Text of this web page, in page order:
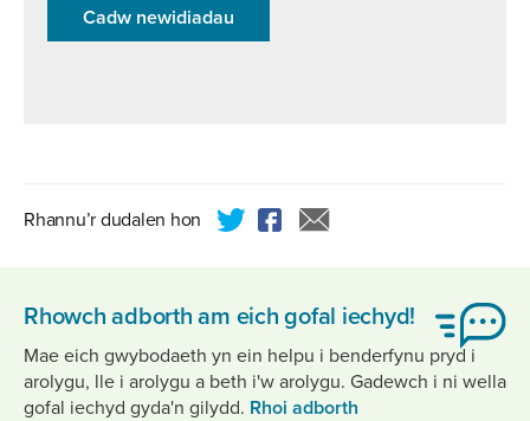
Rhannu’r dudalen hon
Rhowch adborth am eich gofal iechyd!
Mae eich gwybodaeth yn ein helpu i benderfynu pryd i
arolygu, lle i arolygu a beth i'w arolygu. Gadewch i ni wella
gofal iechyd gyda'n gilydd. Rhoi adborth